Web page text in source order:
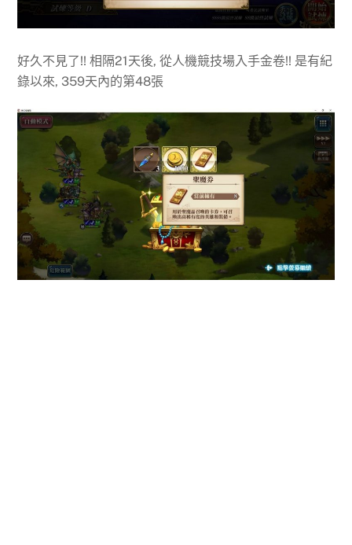
好久不見了!! 相隔21天後, 從人機競技場入手金卷!! 是有紀
錄以來, 359天內的第48張